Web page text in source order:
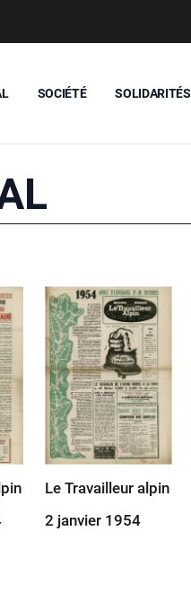
SOCIÉTÉ SOLIDARITÉS
Le Travailleur alpin
2 janvier 1954